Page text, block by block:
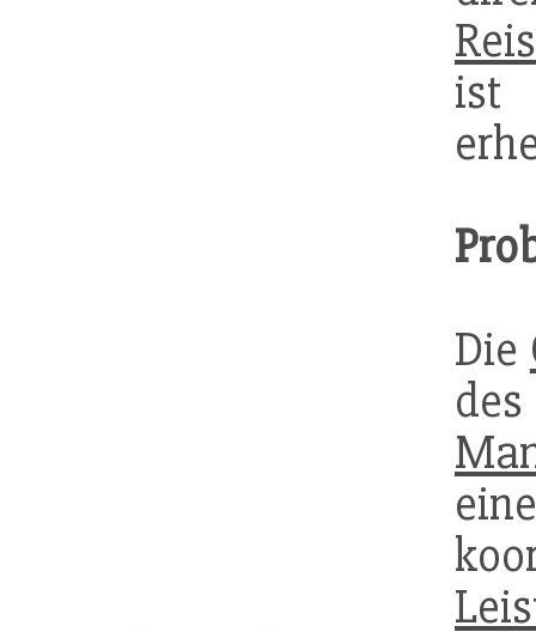
ist
Die